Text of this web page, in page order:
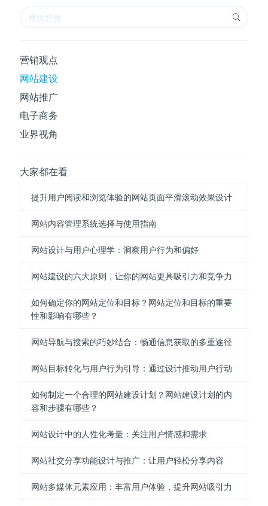
营销观点
网站建设
网站推广
电子商务
业界视角
大家都在看
提升用户阅读和浏览体验的网站页面平滑滚动效果设计
网站内容管理系统选择与使用指南
网站设计与用户心理学：洞察用户行为和偏好
网站建设的六大原则，让你的网站更具吸引力和竞争力
如何确定你的网站定位和目标？网站定位和目标的重要
性和影响有哪些？
网站导航与搜索的巧妙结合：畅通信息获取的多重途径
网站目标转化与用户行为引导：通过设计推动用户行动
如何制定一个合理的网站建设计划？网站建设计划的内
容和步骤有哪些？
网站设计中的人性化考量：关注用户情感和需求
网站社交分享功能设计与推广：让用户轻松分享内容
网站多媒体元素应用：丰富用户体验，提升网站吸引力